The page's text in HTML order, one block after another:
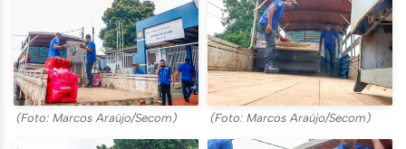
(Foto: Marcos Araújo/Secom) (Foto: Marcos Araújo/Secom)